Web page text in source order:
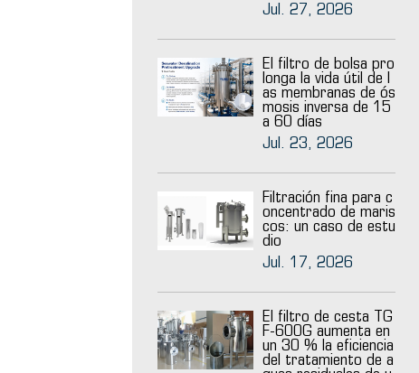
Jul. 27, 2026
El filtro de bolsa pro
longa la vida útil de l
as membranas de ós
mosis inversa de 15
a 60 días
Jul. 23, 2026
Filtración fina para c
oncentrado de maris
cos: un caso de estu
dio
Jul. 17, 2026
El filtro de cesta TG
F-600G aumenta en
un 30 % la eficiencia
del tratamiento de a